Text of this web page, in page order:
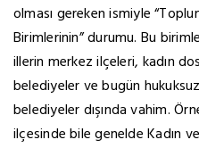
olması gereken ismiyle
Birimlerinin” durumu. Bu
illerin merkez ilçeleri, kadın
belediyeler ve bugün
belediyeler dışında vahim.
ilçesinde bile genelde Kadın